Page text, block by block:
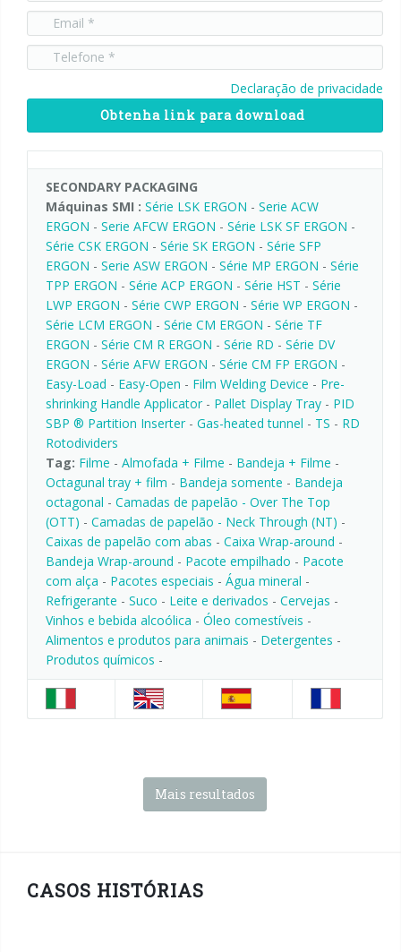
Declaração de privacidade
Obtenha link para download
SECONDARY PACKAGING
Máquinas SMI : Série LSK ERGON - Serie ACW
ERGON - Serie AFCW ERGON - Série LSK SF ERGON -
Série CSK ERGON - Série SK ERGON - Série SFP
ERGON - Serie ASW ERGON - Série MP ERGON - Série
TPP ERGON - Série ACP ERGON - Série HST - Série
LWP ERGON - Série CWP ERGON - Série WP ERGON -
Série LCM ERGON - Série CM ERGON - Série TF
ERGON - Série CM R ERGON - Série RD - Série DV
ERGON - Série AFW ERGON - Série CM FP ERGON -
Easy-Load - Easy-Open - Film Welding Device - Pre-
shrinking Handle Applicator- Pallet Display Tray - PID
SBP ® Partition Inserter- Gas-heated tunnel - TS - RD
Rotodividers
Tag: Filme - Almofada + Filme - Bandeja + Filme -
Octagunal tray + film - Bandeja somente - Bandeja
octagonal - Camadas de papelão - Over The Top
(OTT) - Camadas de papelão - Neck Through (NT) -
Caixas de papelão com abas - Caixa Wrap-around -
Bandeja Wrap-around - Pacote empilhado - Pacote
com alça - Pacotes especiais - Água mineral -
Refrigerante - Suco - Leite e derivados - Cervejas -
Vinhos e bebida alcoólica - Óleo comestíveis -
Alimentos e produtos para animais - Detergentes -
Produtos químicos -
Mais resultados
CASOS HISTÓRIAS